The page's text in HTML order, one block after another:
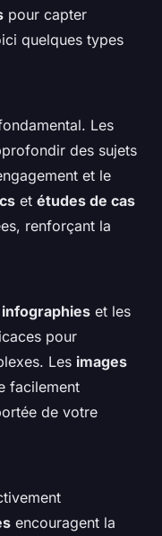
pour capter
quelques types
Les
des sujets
et le
et études de cas
renforçant la
infographies et les
pour
Les images
facilement
de votre
encouragent la